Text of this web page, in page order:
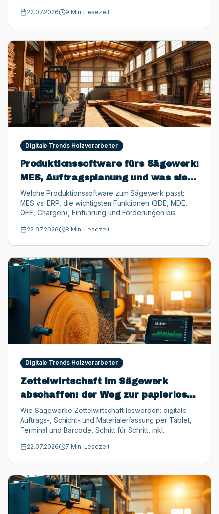
22.07.2026 9 Min. Lesezeit
Digitale Trends Holzverarbeiter
Produktionssoftware fürs Sägewerk:
MES, Auftragsplanung und was sie
können muss
Welche Produktionssoftware zum Sägewerk passt:
MES vs. ERP, die wichtigsten Funktionen (BDE, MDE,
OEE, Chargen), Einführung und Förderungen bis
22.07.2026 8 Min. Lesezeit
Digitale Trends Holzverarbeiter
Zettelwirtschaft im Sägewerk
abschaffen: der Weg zur papierlosen
Produktion
Wie Sägewerke Zettelwirtschaft loswerden: digitale
Auftrags-, Schicht- und Materialerfassung per Tablet,
Terminal und Barcode, Schritt für Schritt, inkl.
22.07.2026 7 Min. Lesezeit